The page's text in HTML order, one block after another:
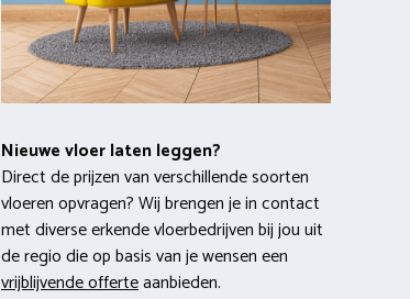
Nieuwe vloer laten leggen?
Direct de prijzen van verschillende soorten
vloeren opvragen? Wij brengen je in contact
met diverse erkende vloerbedrijven bij jou uit
de regio die op basis van je wensen een
vrijblijvende offerteaanbieden.